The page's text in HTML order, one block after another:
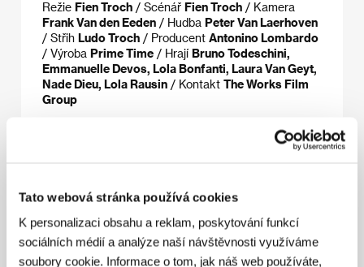
Tato webová stránka používá cookies
K personalizaci obsahu a reklam, poskytování funkcí
sociálních médií a analýze naší návštěvnosti využíváme
soubory cookie. Informace o tom, jak náš web používáte,
Režie Fien Troch / Scénář Fien Troch / Kamera
Frank Van den Eeden / Hudba Peter Van Laerhoven
/ Střih Ludo Troch / Producent Antonino Lombardo
/ Výroba Prime Time / Hrají Bruno Todeschini,
Emmanuelle Devos, Lola Bonfanti, Laura Van Geyt,
Nade Dieu, Lola Rausin / Kontakt The Works Film
Group